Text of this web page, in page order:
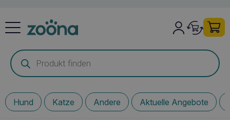
Products
search
Hund Katze Andere Aktuelle Angebote